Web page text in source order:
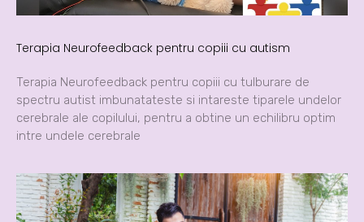
Terapia Neurofeedback pentru copiii cu autism
Terapia Neurofeedback pentru copiii cu tulburare de
spectru autist imbunatateste si intareste tiparele undelor
cerebrale ale copilului, pentru a obtine un echilibru optim
intre undele cerebrale